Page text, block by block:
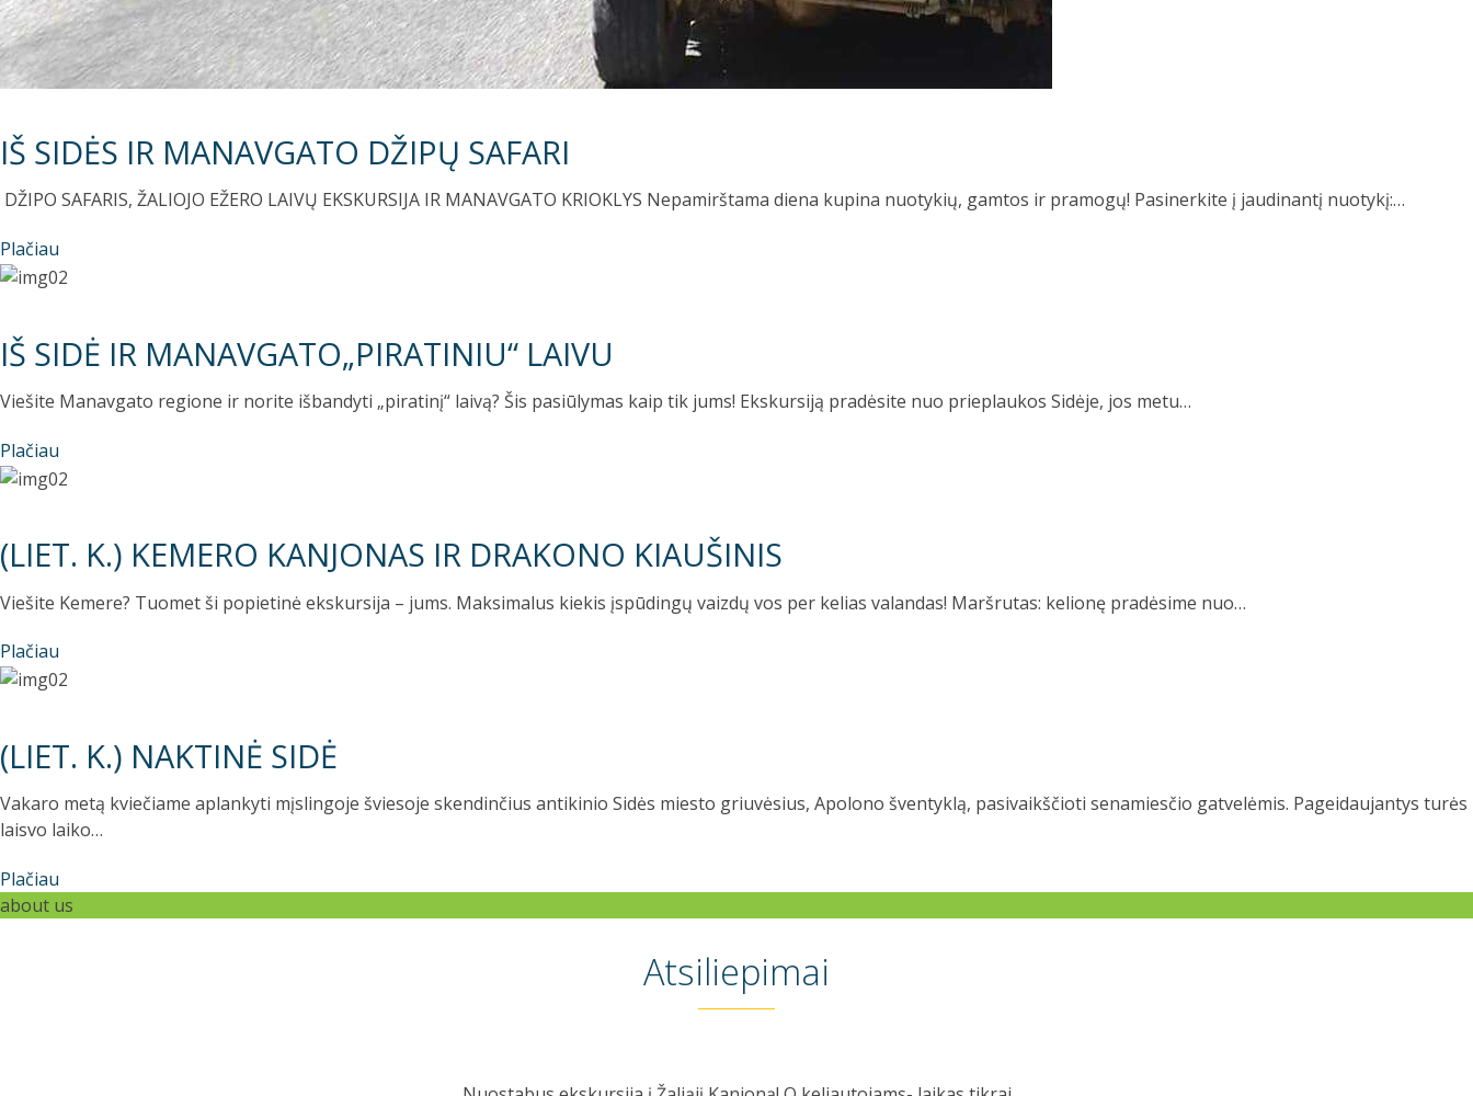
IŠ SIDĖS IR MANAVGATO DŽIPŲ SAFARI
DŽIPO SAFARIS, ŽALIOJO EŽERO LAIVŲ EKSKURSIJA IR MANAVGATO KRIOKLYS Nepamirštama diena kupina nuotykių, gamtos ir pramogų! Pasinerkite į jaudinantį nuotykį:…
Plačiau
IŠ SIDĖ IR MANAVGATO„PIRATINIU“ LAIVU
Viešite Manavgato regione ir norite išbandyti „piratinį“ laivą? Šis pasiūlymas kaip tik jums! Ekskursiją pradėsite nuo prieplaukos Sidėje, jos metu…
Plačiau
(LIET. K.) KEMERO KANJONAS IR DRAKONO KIAUŠINIS
Viešite Kemere? Tuomet ši popietinė ekskursija – jums. Maksimalus kiekis įspūdingų vaizdų vos per kelias valandas! Maršrutas: kelionę pradėsime nuo…
Plačiau
(LIET. K.) NAKTINĖ SIDĖ
Vakaro metą kviečiame aplankyti mįslingoje šviesoje skendinčius antikinio Sidės miesto griuvėsius, Apolono šventyklą, pasivaikščioti senamiesčio gatvelėmis. Pageidaujantys turės
laisvo laiko…
Plačiau
about us
Atsiliepimai